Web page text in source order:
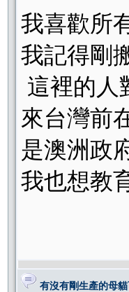
我喜歡所
我記得剛
這裡的人
來台灣前
是澳洲政
我也想教
有沒有剛生產的母